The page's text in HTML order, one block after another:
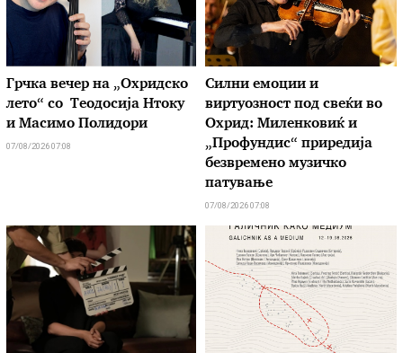
Грчка вечер на „Охридско
лето“ со Теодосија Нтоку
и Масимо Полидори
07/08/2026 07:08
Силни емоции и
виртуозност под свеќи во
Охрид: Миленковиќ и
„Профундис“ приредија
безвремено музичко
патување
07/08/2026 07:08